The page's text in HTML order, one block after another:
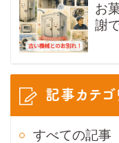
お
謝
記事カテゴ
すべての記事